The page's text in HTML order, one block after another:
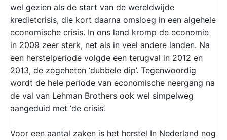
wel gezien als de start van de wereldwijde
kredietcrisis, die kort daarna omsloeg in een algehele
economische crisis. In ons land kromp de economie
in 2009 zeer sterk, net als in veel andere landen. Na
een herstelperiode volgde een terugval in 2012 en
2013, de zogeheten ‘dubbele dip’. Tegenwoordig
wordt de hele periode van economische neergang na
de val van Lehman Brothers ook wel simpelweg
aangeduid met ‘de crisis’.
Voor een aantal zaken is het herstel In Nederland nog